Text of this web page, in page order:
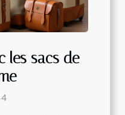
les sacs de